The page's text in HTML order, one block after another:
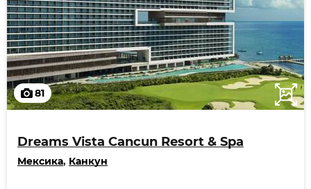
81
Dreams Vista Cancun Resort & Spa
Мексика, Канкун